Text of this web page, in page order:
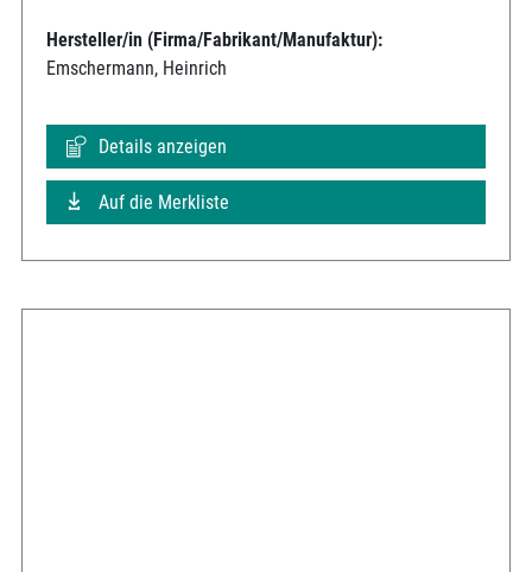
Hersteller/in (Firma/Fabrikant/Manufaktur):
Emschermann, Heinrich
Details anzeigen
Auf die Merkliste